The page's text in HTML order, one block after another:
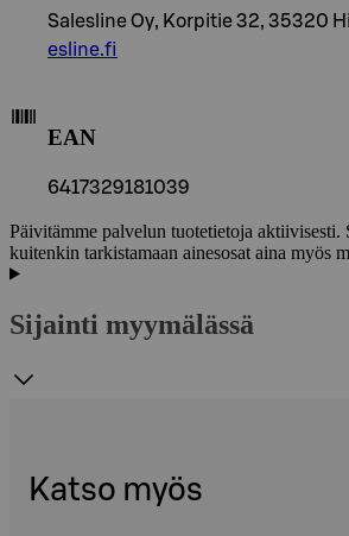
Salesline Oy, Korpitie 32, 35320
esline.fi
EAN
6417329181039
Päivitämme palvelun tuotetietoja aktiivisesti.
kuitenkin tarkistamaan ainesosat aina myös
Sijainti myymälässä
Katso myös